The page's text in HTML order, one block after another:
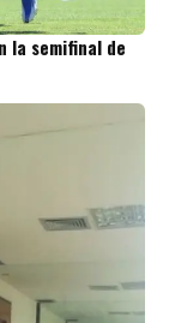
la semifinal de